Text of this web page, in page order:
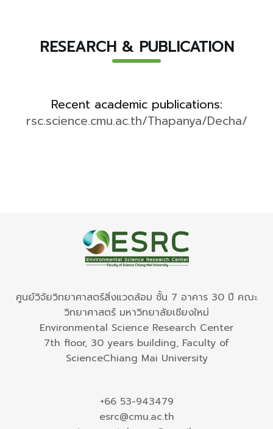
RESEARCH & PUBLICATION
Recent academic publications:
rsc.science.cmu.ac.th/Thapanya/Decha/
ศูนย์วิจัยวิทยาศาสตร์สิ่งแวดล้อม ชั้น 7 อาคาร 30 ปี คณะ
วิทยาศาสตร์ มหาวิทยาลัยเชียงใหม่
Environmental Science Research Center
7th floor, 30 years building, Faculty of
ScienceChiang Mai University
+66 53-943479
esrc@cmu.ac.th